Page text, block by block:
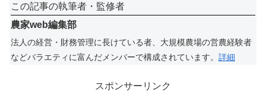
この記事の執筆者・監修者
農家web編集部
法人の経営・財務管理に長けている者、大規模農場の営農経験者
などバラエティに富んだメンバーで構成されています。 詳細
スポンサーリンク